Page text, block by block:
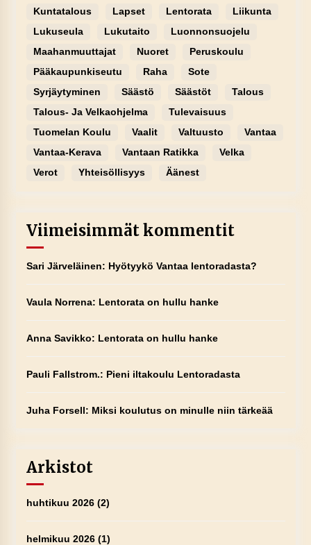
Kuntatalous
Lapset Lentorata
Liikunta
Lukuseula
Lukutaito
Luonnonsuojelu
Maahanmuuttajat
Nuoret
Peruskoulu
Pääkaupunkiseutu
Raha
Sote
Syrjäytyminen
Säästö Säästöt
Talous
Talous- Ja Velkaohjelma
Tulevaisuus
Tuomelan Koulu
Vaalit Valtuusto
Vantaa
Vantaa-Kerava
Vantaan Ratikka
Velka
Verot
Yhteisöllisyys Äänest
Viimeisimmät kommentit
Sari Järveläinen: Hyötyykö Vantaa lentoradasta?
Vaula Norrena: Lentorata on hullu hanke
Anna Savikko: Lentorata on hullu hanke
Pauli Fallstrom.: Pieni iltakoulu Lentoradasta
Juha Forsell: Miksi koulutus on minulle niin tärkeää
Arkistot
huhtikuu 2026(2)
helmikuu 2026(1)